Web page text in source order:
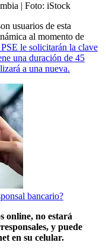
| Foto: iStock
usuarios de esta
al momento de
le solicitarán la clave
una duración de 45
a una nueva.
bancario?
online, no estará
y puede
en su celular.